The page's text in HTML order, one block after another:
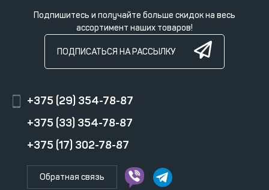
Подпишитесь и получайте больше скидок на весь
ассортимент наших товаров!
ПОДПИСАТЬСЯ НА РАССЫЛКУ
+375 (29) 354-78-87
+375 (33) 354-78-87
+375 (17) 302-78-87
Обратная связь